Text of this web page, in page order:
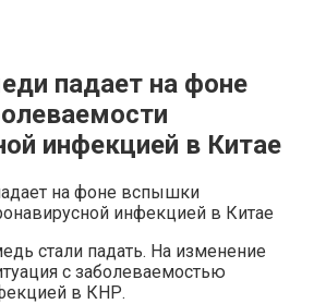
падает на фоне
инфекцией в Китае
стали падать. На изменение
с заболеваемостью
в КНР.